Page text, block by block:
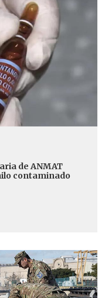
de ANMAT
contaminado